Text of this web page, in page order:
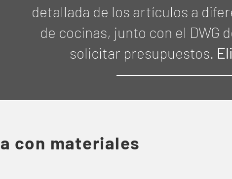
detallada de los artículos a
de cocinas, junto con el DWG
solicitar presupuestos.
con materiales